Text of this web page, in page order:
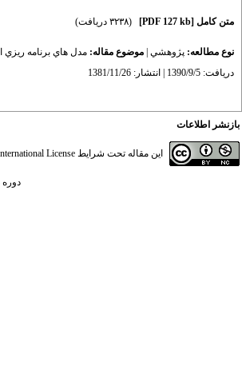
متن کامل [PDF 127 kb] (۳۲۳۸ دریافت)
نوع مطالعه: پژوهشي موضوع مقاله: مدل هاي برنامه ريزي
دریافت: 1390/9/5 | انتشار: 1381/11/26
بازنشر اطلاعات
این مقاله تحت شرایط License
دوره 8، شماره 1 - ( بهمن 1381 )